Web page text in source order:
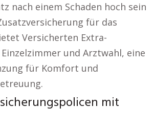
nach einem Schaden hoch sein
für das
Versicherten Extra-
und Arztwahl, eine
für Komfort und
mit